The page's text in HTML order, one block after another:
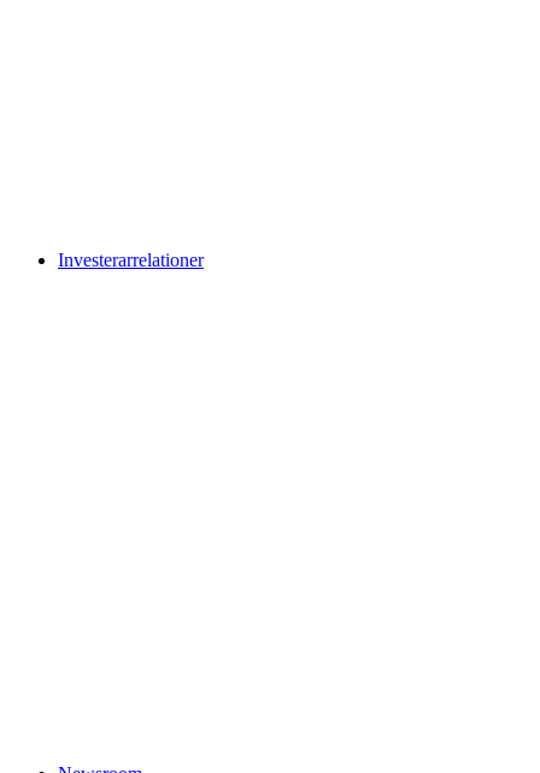
Investerarrelationer